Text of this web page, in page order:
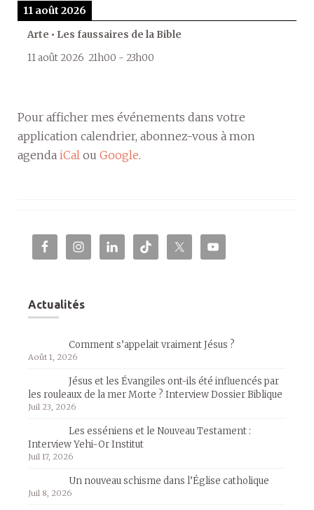
11 août 2026
Arte • Les faussaires de la Bible
11 août 2026 21h00 - 23h00
Pour afficher mes événements dans votre
application calendrier, abonnez-vous à mon
agenda iCal ou Google.
Actualités
Comment s’appelait vraiment Jésus ?
Août 1, 2026
Jésus et les Évangiles ont-ils été influencés par
les rouleaux de la mer Morte ? Interview Dossier Biblique
Juil 23, 2026
Les esséniens et le Nouveau Testament :
Interview Yehi-Or Institut
Juil 17, 2026
Un nouveau schisme dans l’Église catholique
Juil 8, 2026